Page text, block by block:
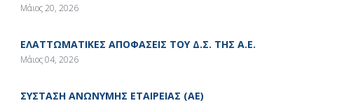
Μάιος 20, 2026
ΕΛΑΤΤΩΜΑΤΙΚΕΣ ΑΠΟΦΑΣΕΙΣ ΤΟΥ Δ.Σ. ΤΗΣ Α.Ε.
Μάιος 04, 2026
ΣΥΣΤΑΣΗ ΑΝΩΝΥΜΗΣ ΕΤΑΙΡΕΙΑΣ (ΑΕ)